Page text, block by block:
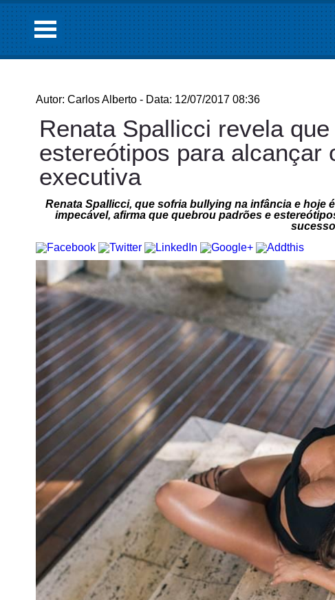
Autor: Carlos Alberto - Data: 12/07/2017 08:36
Renata Spallicci revela
estereótipos para alcançar
executiva
Renata Spallicci, que sofria bullying na infância e hoje
impecável, afirma que quebrou padrões e